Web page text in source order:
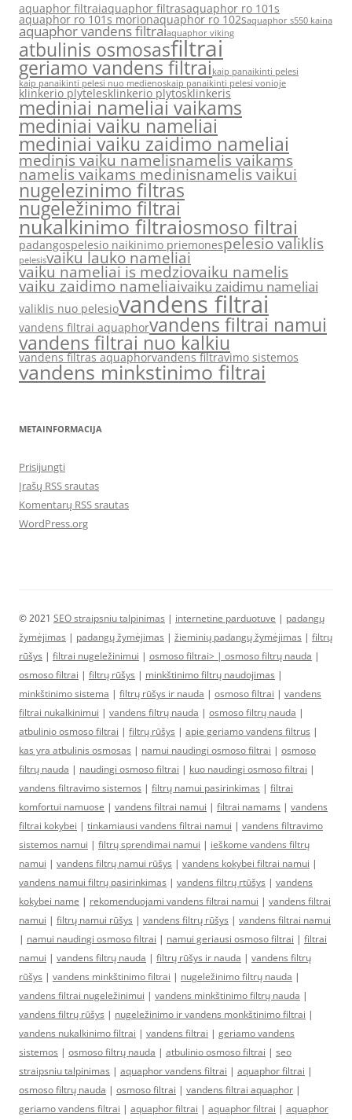
aquaphor filtraiaquaphor filtrasaquaphor ro 101s
aquaphor ro 101s morionaquaphor ro 102saquaphor s550 kaina
aquaphor vandens filtraiaquaphor viking
atbulinis osmosasfiltrai
geriamo vandens filtraikaip panaikinti pelesi
kaip panaikinti pelesi nuo medienoskaip panaikinti pelesi vonioje
klinkerio plytelesklinkerio plytosklinkeris
mediniai nameliai vaikams
mediniai vaiku nameliai
mediniai vaiku zaidimo nameliai
medinis vaiku namelisnamelis vaikams
namelis vaikams medinisnamelis vaikui
nugelezinimo filtras
nugeležinimo filtrai
nukalkinimo filtraiosmoso filtrai
padangospelesio naikinimo priemonespelesio valiklis
pelesisvaiku lauko nameliai
vaiku nameliai is medziovaiku namelis
vaiku zaidimo nameliaivaiku zaidimu nameliai
valiklis nuo pelesiovandens filtrai
vandens filtrai aquaphorvandens filtrai namui
vandens filtrai nuo kalkiu
vandens filtras aquaphorvandens filtravimo sistemos
vandens minkstinimo filtrai
METAINFORMACIJA
Prisijungti
Įrašų RSS srautas
Komentarų RSS srautas
WordPress.org
© 2021 SEO straipsniu talpinimas | internetine parduotuve | padangų
žymėjimas | padangų žymėjimas | žieminių padangų žymėjimas | filtrų
rūšys | filtrai nugeležinimui | osmoso filtrai> | osmoso filtrų nauda |
osmoso filtrai | filtrų rūšys | minkštinimo filtrų naudojimas |
minkštinimo sistema | filtrų rūšys ir nauda | osmoso filtrai | vandens
filtrai nukalkinimui | vandens filtrų nauda | osmoso filtrų nauda |
atbulinio osmoso filtrai | filtrų rūšys | apie geriamo vandens filtrus |
kas yra atbulinis osmosas | namui naudingi osmoso filtrai | osmoso
filtrų nauda | naudingi osmoso filtrai | kuo naudingi osmoso filtrai |
vandens filtravimo sistemos | filtrų namui pasirinkimas | filtrai
komfortui namuose | vandens filtrai namui | filtrai namams | vandens
filtrai kokybei | tinkamiausi vandens filtrai namui | vandens filtravimo
sistemos namui | filtrų sprendimai namui | ieškome vandens filtrų
namui | vandens filtrų namui rūšys | vandens kokybei filtrai namui |
vandens namui filtrų pasirinkimas | vandens filtrų rtūšys | vandens
kokybei name | rekomenduojami vandens filtrai namui | vandens filtrai
namui | filtrų namui rūšys | vandens filtrų rūšys | vandens filtrai namui
| namui naudingi osmoso filtrai | namui geriausi osmoso filtrai | filtrai
namui | vandens filtrų nauda | filtrų rūšys ir nauda | vandens filtrų
rūšys | vandens minkštinimo filtrai | nugeležinimo filtrų nauda |
vandens filtrai nugeležinimui | vandens minkštinimo filtrų nauda |
vandens filtrų rūšys | nugeležinimo ir vandens monkštinimo filtrai |
vandens nukalkinimo filtrai | vandens filtrai | geriamo vandens
sistemos | osmoso filtrų nauda | atbulinio osmoso filtrai | seo
straipsniu talpinimas | aquaphor vandens filtrai | aquaphor filtrai |
osmoso filtrų nauda | osmoso filtrai | vandens filtrai aquaphor |
geriamo vandens filtrai | aquaphor filtrai | aquaphor filtrai | aquaphor